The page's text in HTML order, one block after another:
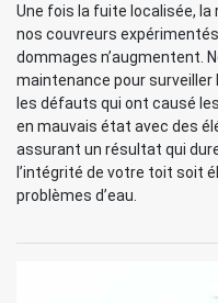
Une fois la fuite localisée,
nos couvreurs
dommages n’augmentent.
maintenance pour
les défauts qui ont causé
en mauvais état avec des
assurant un résultat qui
l’intégrité de votre toit soit
problèmes d’eau.